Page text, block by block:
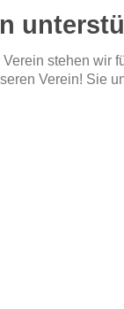
stehen wir
Verein! Sie